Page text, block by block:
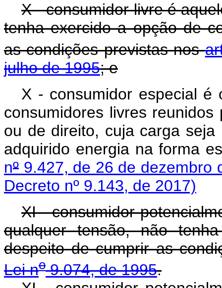
X - consumidor livre é
tenha exercido a opção de
as condições previstas nos
julho de 1995; e
X - consumidor especial é
consumidores livres
ou de direito, cuja carga
adquirido energia na forma
nº 9.427, de 26 de dezembro
Decreto nº 9.143, de 2017)
XI - consumidor
qualquer tensão, não
despeito de cumprir as
Lei no9.074, de 1995.